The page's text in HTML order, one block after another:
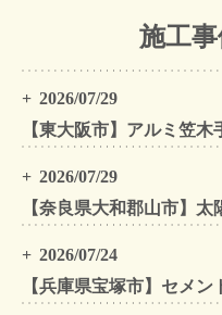
施工
2026/07/29
2026/07/29
2026/07/24